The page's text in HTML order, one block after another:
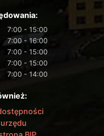
7:00 - 15:00
7:00 - 16:00
7:00 - 15:00
7:00 - 15:00
7:00 - 14:00